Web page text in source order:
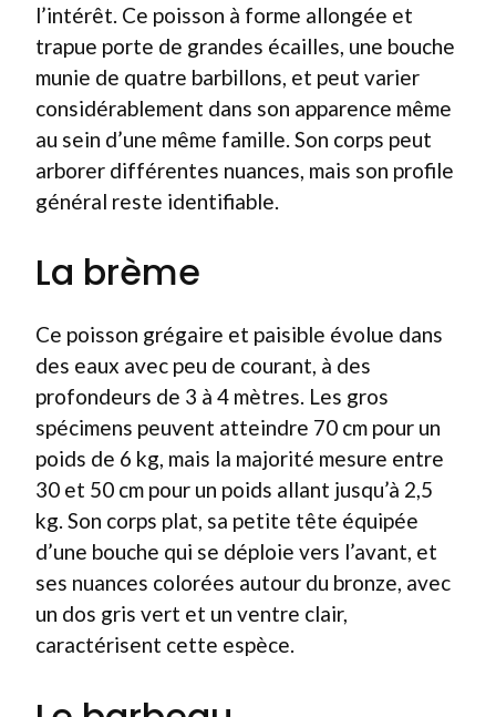
l’intérêt. Ce poisson à forme allongée et
trapue porte de grandes écailles, une bouche
munie de quatre barbillons, et peut varier
considérablement dans son apparence même
au sein d’une même famille. Son corps peut
arborer différentes nuances, mais son profile
général reste identifiable.
La brème
Ce poisson grégaire et paisible évolue dans
des eaux avec peu de courant, à des
profondeurs de 3 à 4 mètres. Les gros
spécimens peuvent atteindre 70 cm pour un
poids de 6 kg, mais la majorité mesure entre
30 et 50 cm pour un poids allant jusqu’à 2,5
kg. Son corps plat, sa petite tête équipée
d’une bouche qui se déploie vers l’avant, et
ses nuances colorées autour du bronze, avec
un dos gris vert et un ventre clair,
caractérisent cette espèce.